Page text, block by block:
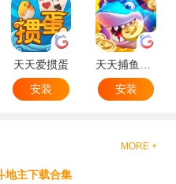
天天爱掼蛋
安装
安装
MORE +
地主下载合集